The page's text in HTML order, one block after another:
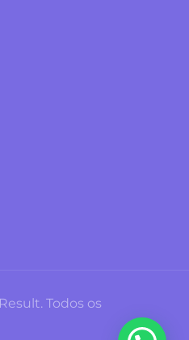
Todos os